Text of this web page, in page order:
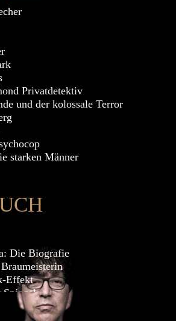
Privatdetektiv
und der kolossale Terror
starken Männer
Die Biografie
Effekt